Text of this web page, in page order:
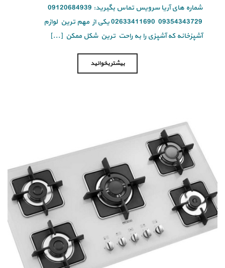
09354343729 02633411690 یکی از مهم ترین لوازم
آشپزخانه که آشپزی را به راحت ترین شکل ممکن [...]
بیشتر بخوانید